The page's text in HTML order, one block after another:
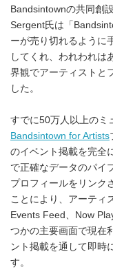
Bandsintownの共同創
Sergent氏は「
ーが売り切れるように
してくれ、われわれは
界観でアーティストと
した。
すでに50万人以上のミ
Bandsintown for Artists
のイベント掲載を完全
で正確なデータのパイ
プロフィールをリンク
ことにより、アーティ
Events Feed、Now
つかの主要画面で現在
ント掲載を通して即時
す。